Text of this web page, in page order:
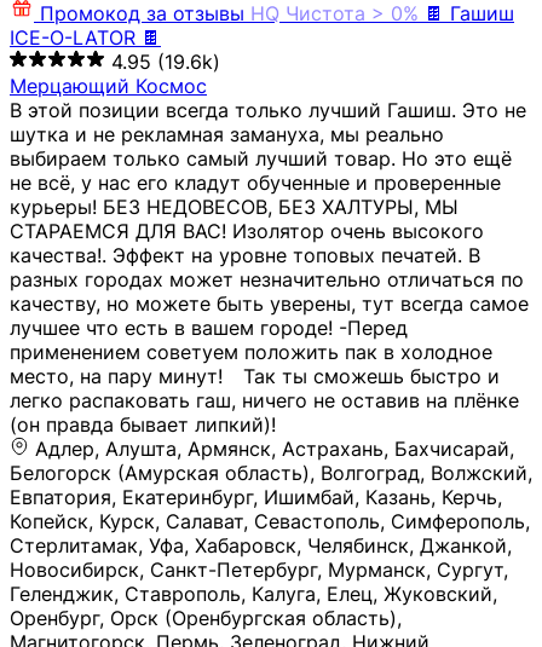
Промокод за отзывы HQ Чистота > 0% 🍫 Гашиш
ICE-O-LATOR 🍫
4.95 (19.6k)
Мерцающий Космос
В этой позиции всегда только лучший Гашиш. Это не
шутка и не рекламная замануха, мы реально
выбираем только самый лучший товар. Но это ещё
не всё, у нас его кладут обученные и проверенные
курьеры! БЕЗ НЕДОВЕСОВ, БЕЗ ХАЛТУРЫ, МЫ
СТАРАЕМСЯ ДЛЯ ВАС! Изолятор очень высокого
качества!. Эффект на уровне топовых печатей. В
разных городах может незначительно отличаться по
качеству, но можете быть уверены, тут всегда самое
лучшее что есть в вашем городе! -Перед
применением советуем положить пак в холодное
место, на пару минут!⠀ Так ты сможешь быстро и
легко распаковать гаш, ничего не оставив на плёнке
(он правда бывает липкий)!
Адлер, Алушта, Армянск, Астрахань, Бахчисарай,
Белогорск (Амурская область), Волгоград, Волжский,
Евпатория, Екатеринбург, Ишимбай, Казань, Керчь,
Копейск, Курск, Салават, Севастополь, Симферополь,
Стерлитамак, Уфа, Хабаровск, Челябинск, Джанкой,
Новосибирск, Санкт-Петербург, Мурманск, Сургут,
Геленджик, Ставрополь, Калуга, Елец, Жуковский,
Оренбург, Орск (Оренбургская область),
Магнитогорск, Пермь, Зеленоград, Нижний